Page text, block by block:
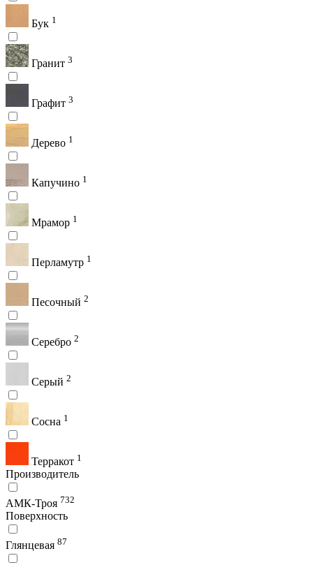
Бук 1
Гранит 3
Графит 3
Дерево 1
Капучино 1
Мрамор 1
Перламутр 1
Песочный 2
Серебро 2
Серый 2
Сосна 1
Терракот 1
Производитель
АМК-Троя 732
Поверхность
Глянцевая 87